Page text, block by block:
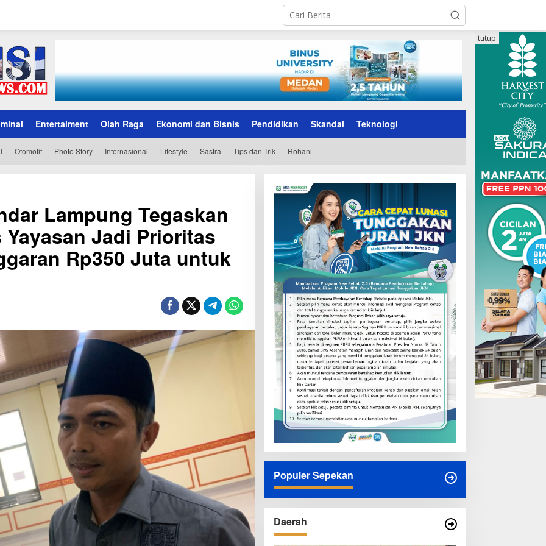
Entertaiment Olah Raga Ekonomi dan Bisnis Pendidikan Skandal Teknologi
Otomotif Photo Story Internasional Lifestyle Sastra Tips dan Trik Rohani
tutup
Lampung Tegaskan
Jadi Prioritas
Rp350 Juta untuk
Populer Sepekan
Daerah